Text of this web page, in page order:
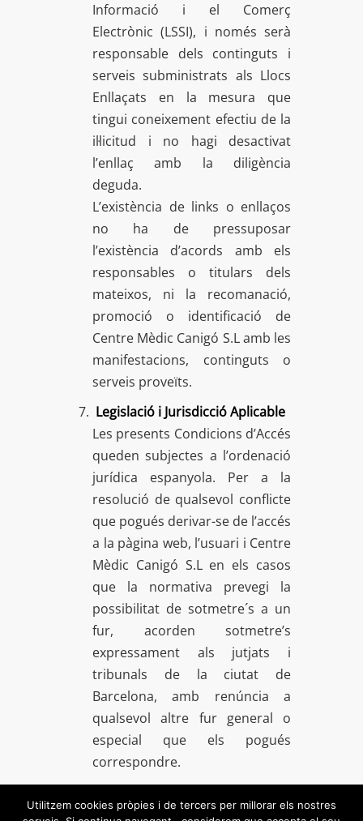
Informació i el Comerç
Electrònic (LSSI), i només serà
responsable dels continguts i
serveis subministrats als Llocs
Enllaçats en la mesura que
tingui coneixement efectiu de la
il·licitud i no hagi desactivat
l’enllaç amb la diligència
deguda.
L’existència de links o enllaços
no ha de pressuposar
l’existència d’acords amb els
responsables o titulars dels
mateixos, ni la recomanació,
promoció o identificació de
Centre Mèdic Canigó S.L amb les
manifestacions, continguts o
serveis proveïts.
Legislació i Jurisdicció Aplicable
Les presents Condicions d’Accés
queden subjectes a l’ordenació
jurídica espanyola. Per a la
resolució de qualsevol conflicte
que pogués derivar-se de l’accés
a la pàgina web, l’usuari i Centre
Mèdic Canigó S.L en els casos
que la normativa prevegi la
possibilitat de sotmetre´s a un
fur, acorden sotmetre’s
expressament als jutjats i
tribunals de la ciutat de
Barcelona, amb renúncia a
qualsevol altre fur general o
especial que els pogués
correspondre.
Utilitzem cookies pròpies i de tercers per millorar els nostres